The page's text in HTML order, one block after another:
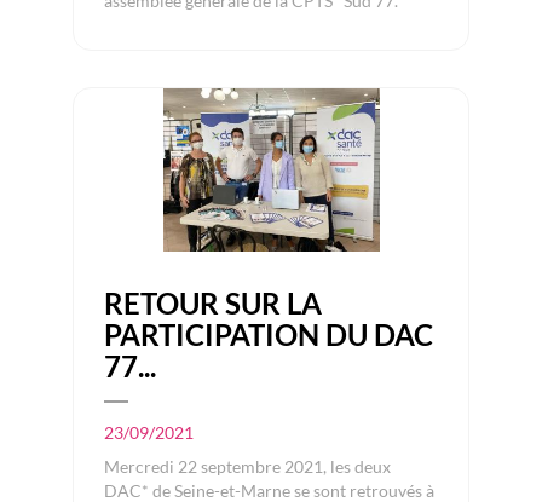
RETOUR SUR LA
PARTICIPATION DU DAC
77...
23/09/2021
Mercredi 22 septembre 2021, les deux
DAC* de Seine-et-Marne se sont retrouvés à